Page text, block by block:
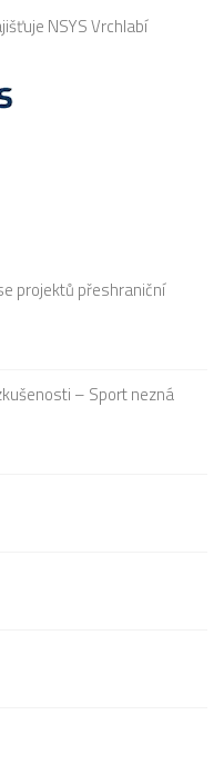
NSYSVrchlabí
projektů přeshraniční
– Sport nezná